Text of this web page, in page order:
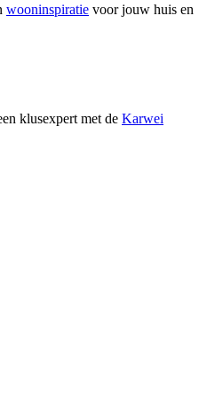
wooninspiratie voor jouw huis en
klusexpert met de Karwei